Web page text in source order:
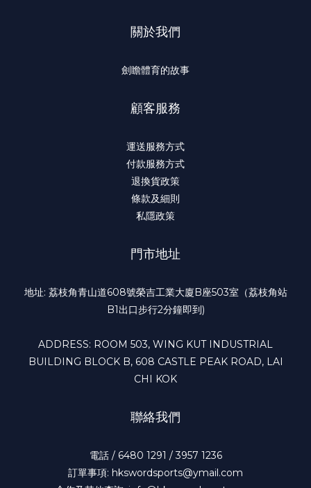
關於我們
劍瞻體育的故事
顧客服務
運送服務方式
付款服務方式
退換貨政策
條款及細則
私隱政策
門市地址
地址: 荔枝角青山道608號榮吉工業大廈B座503室（荔枝角站
B1出口步行2分鐘即到)
ADDRESS: ROOM 503, WING KUT INDUSTRIAL
BUILDING BLOCK B, 608 CASTLE PEAK ROAD, LAI
CHI KOK
聯絡我們
電話 / 6480 1291 / 3957 1236
訂單事項: hkswordsports@ymail.com